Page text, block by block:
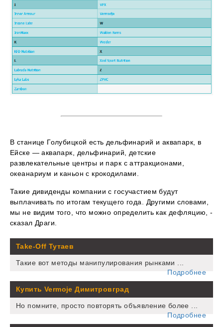
В станице Голубицкой есть дельфинарий и аквапарк, в
Ейске — аквапарк, дельфинарий, детские
развлекательные центры и парк с аттракционами,
океанариум и каньон с крокодилами.
Такие дивиденды компании с госучастием будут
выплачивать по итогам текущего года. Другими словами,
мы не видим того, что можно определить как дефляцию, -
сказал Драги.
Take-Off Тутаев
Такие вот методы манипулирования рынками ...
Подробнее
Купить Vermoje Димитровград
Но помните, просто повторять объявление более ...
Подробнее